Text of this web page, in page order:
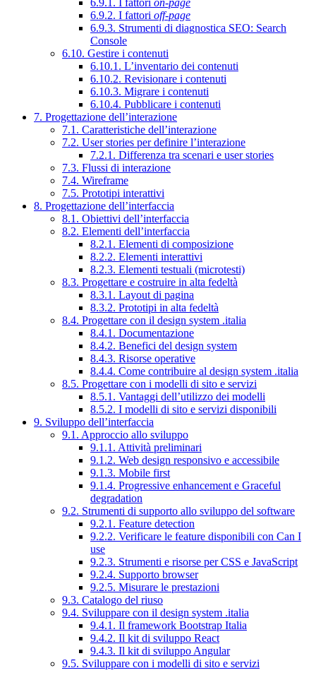
6.9.1. I fattori on-page
6.9.2. I fattori off-page
6.9.3. Strumenti di diagnostica SEO: Search
Console
6.10. Gestire i contenuti
6.10.1. L’inventario dei contenuti
6.10.2. Revisionare i contenuti
6.10.3. Migrare i contenuti
6.10.4. Pubblicare i contenuti
7. Progettazione dell’interazione
7.1. Caratteristiche dell’interazione
7.2. User stories per definire l’interazione
7.2.1. Differenza tra scenari e user stories
7.3. Flussi di interazione
7.4. Wireframe
7.5. Prototipi interattivi
8. Progettazione dell’interfaccia
8.1. Obiettivi dell’interfaccia
8.2. Elementi dell’interfaccia
8.2.1. Elementi di composizione
8.2.2. Elementi interattivi
8.2.3. Elementi testuali (microtesti)
8.3. Progettare e costruire in alta fedeltà
8.3.1. Layout di pagina
8.3.2. Prototipi in alta fedeltà
8.4. Progettare con il design system .italia
8.4.1. Documentazione
8.4.2. Benefici del design system
8.4.3. Risorse operative
8.4.4. Come contribuire al design system .italia
8.5. Progettare con i modelli di sito e servizi
8.5.1. Vantaggi dell’utilizzo dei modelli
8.5.2. I modelli di sito e servizi disponibili
9. Sviluppo dell’interfaccia
9.1. Approccio allo sviluppo
9.1.1. Attività preliminari
9.1.2. Web design responsivo e accessibile
9.1.3. Mobile first
9.1.4. Progressive enhancement e Graceful
degradation
9.2. Strumenti di supporto allo sviluppo del software
9.2.1. Feature detection
9.2.2. Verificare le feature disponibili con Can I
use
9.2.3. Strumenti e risorse per CSS e JavaScript
9.2.4. Supporto browser
9.2.5. Misurare le prestazioni
9.3. Catalogo del riuso
9.4. Sviluppare con il design system .italia
9.4.1. Il framework Bootstrap Italia
9.4.2. Il kit di sviluppo React
9.4.3. Il kit di sviluppo Angular
9.5. Sviluppare con i modelli di sito e servizi